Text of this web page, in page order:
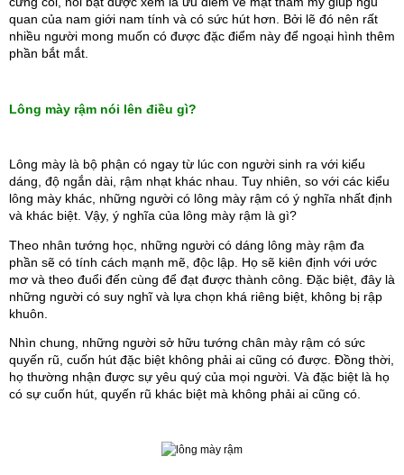
quan của nam giới nam tính và có sức hút hơn. Bởi lẽ đó nên rất
nhiều người mong muốn có được đặc điểm này để ngoại hình thêm
phần bắt mắt.
Lông mày rậm nói lên điều gì?
Lông mày là bộ phận có ngay từ lúc con người sinh ra với kiểu
dáng, độ ngắn dài, rậm nhạt khác nhau. Tuy nhiên, so với các kiểu
lông mày khác, những người có lông mày rậm có ý nghĩa nhất định
và khác biệt. Vậy, ý nghĩa của lông mày rậm là gì?
Theo nhân tướng học, những người có dáng lông mày rậm đa
phần sẽ có tính cách mạnh mẽ, độc lập. Họ sẽ kiên định với ước
mơ và theo đuổi đến cùng để đạt được thành công. Đặc biệt, đây là
những người có suy nghĩ và lựa chọn khá riêng biệt, không bị rập
khuôn.
Nhìn chung, những người sở hữu tướng chân mày rậm có sức
quyến rũ, cuốn hút đặc biệt không phải ai cũng có được. Đồng thời,
họ thường nhận được sự yêu quý của mọi người. Và đặc biệt là họ
có sự cuốn hút, quyến rũ khác biệt mà không phải ai cũng có.